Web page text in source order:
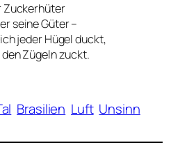
Zuckerhüter
seine Güter –
jeder Hügel duckt,
Zügeln zuckt.
Brasilien Luft Unsinn